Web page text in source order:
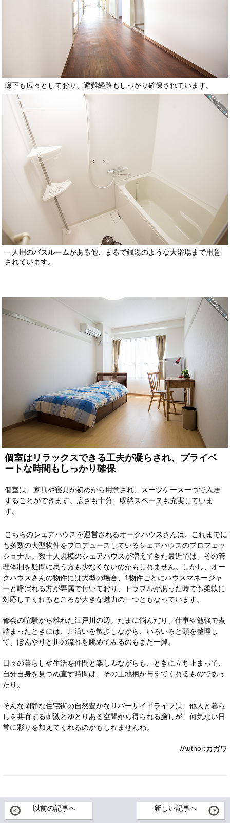
廊下も広々としており、避難経路もしっかり確保されています。
一人用のバスルームがある他、まるで銭湯のような大浴場まで用意
されています。
個室はリラックスできる工夫が凝らされ、プライベ
ートな時間もしっかり確保
個室は、家具や寝具が初めから用意され、スーツケース一つで入居
することができます。広さも十分、収納スペースも充実していま
す。
こちらのシェアハウスを運営されるオークハウスさんは、これまでに
も多数の大型物件をプロデュースしているシェアハウスのプロフェッ
ショナル。数十人規模のシェアハウスが増えてきた最近では、その管
理体制を疑問に思う方も少なくないのかもしれません。しかし、オー
クハウスさんの物件には大型の場合、1物件ごとにハウスマネージャ
ーと呼ばれる方が専属で付いており、トラブルがあった時でも柔軟に
対応してくれるところが大きな魅力の一つともなっています。
都会の喧騒から離れた江戸川の辺。たまに悩んだり、仕事や勉強で煮
詰まったときには、川沿いを散歩しながら、いろいろと頭を整理し
て、ぼんやりと川の流れを眺めてみるのもまた一興。
日々の暮らしや生活を仲間と楽しみながらも、ときに立ち止まって、
自分自身を見つめ直す時間は、その土地柄が与えてくれるものであっ
たり。
そんな閑静な住宅街の自然豊かなリバーサイドライフは、他人と暮ら
しを共有する刺激とゆとりある空間から得られる癒しが、何気ない日
常に彩りを加えてくれるのかもしれませんね。
/Author:カガワ
以前の記事へ 新しい記事へ